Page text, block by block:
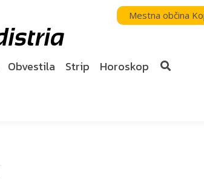
Mestna občina
Obvestila Strip Horoskop